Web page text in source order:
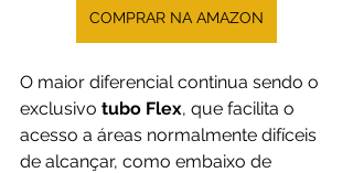
COMPRAR NA AMAZON
O maior diferencial continua sendo o
exclusivo tubo Flex, que facilita o
acesso a áreas normalmente difíceis
de alcançar, como embaixo de